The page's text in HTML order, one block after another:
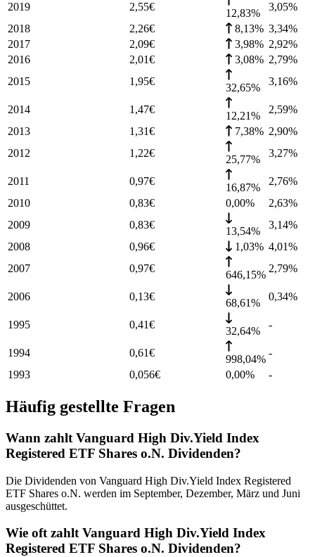
2019
2,55€
12,83%
3,05%
2018
2,26€ 8,13% 3,34%
2017
2,09€ 3,98% 2,92%
2016
2,01€ 3,08% 2,79%
2015
1,95€
32,65%
3,16%
2014 1,47€
12,21%
2,59%
2013
1,31€ 7,38% 2,90%
2012
1,22€
25,77%
3,27%
2011 0,97€
16,87%
2,76%
2010
0,83€ 0,00% 2,63%
2009
0,83€
13,54%
3,14%
2008
0,96€ 1,03% 4,01%
2007
0,97€
646,15%
2,79%
2006 0,13€
68,61%
0,34%
1995 0,41€
32,64%
-
1994 0,61€
998,04%
-
1993
0,056€ 0,00% -
Häufig gestellte Fragen
Wann zahlt Vanguard High Div.Yield Index
Registered ETF Shares o.N. Dividenden?
Die Dividenden von Vanguard High Div.Yield Index Registered
ETF Shares o.N. werden im September, Dezember, März und Juni
ausgeschüttet.
Wie oft zahlt Vanguard High Div.Yield Index
Registered ETF Shares o.N. Dividenden?